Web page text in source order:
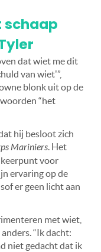
schaap
dat wiet me dit
van wiet'”,
blonk uit op de
“het
hij besloot zich
Mariniers. Het
keerpunt voor
ervaring op de
er geen licht aan
met wiet,
“Ik dacht:
niet gedacht dat ik